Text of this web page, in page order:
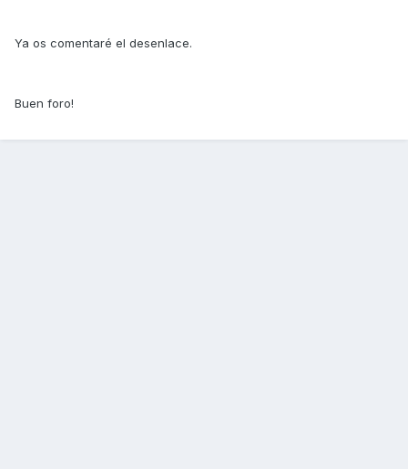
Ya os comentaré el desenlace.
Buen foro!